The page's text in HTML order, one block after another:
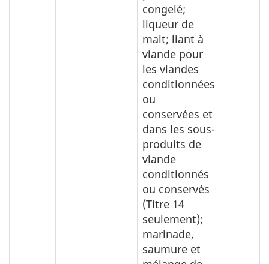
congelé;
liqueur de
malt; liant à
viande pour
les viandes
conditionnées
ou
conservées et
dans les sous-
produits de
viande
conditionnés
ou conservés
(Titre 14
seulement);
marinade,
saumure et